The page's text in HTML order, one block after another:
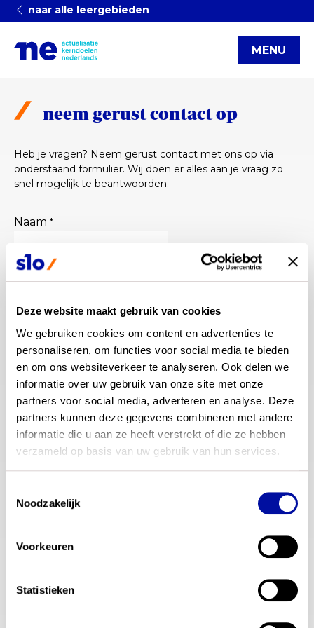
Deze website maakt gebruik van cookies
We gebruiken cookies om content en advertenties te
personaliseren, om functies voor social media te bieden
en om ons websiteverkeer te analyseren. Ook delen we
informatie over uw gebruik van onze site met onze
partners voor social media, adverteren en analyse. Deze
partners kunnen deze gegevens combineren met andere
informatie die u aan ze heeft verstrekt of die ze hebben
verzameld op basis van uw gebruik van hun services.
Noodzakelijk
Voorkeuren
Statistieken
naar alle leergebieden
MENU
neem gerust contact op
Heb je vragen? Neem gerust contact met ons op via
onderstaand formulier. Wij doen er alles aan je vraag zo
snel mogelijk te beantwoorden.
Naam *
E-mailadres
Vul hier uw e-mailadres in, zodat we uw vraag kunnen
Bericht *
Versturen
contactgegevens
actualisatieonderwijsdoelen@slo.nl
Bezoekadres
Postadres